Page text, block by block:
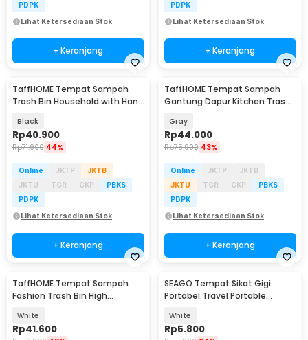
PDPK
Lihat Ketersediaan Stok
+ Keranjang
PDPK
Lihat Ketersediaan Stok
+ Keranjang
TaffHOME Tempat Sampah
Trash Bin Household with Hand
Black
Rp40.900
Rp71.900 44%
Online JKTP
JKTB
JKTU
TGR CKP
PBKS
PDPK
Lihat Ketersediaan Stok
+ Keranjang
TaffHOME Tempat Sampah
Gantung Dapur Kitchen Trash
Gray
Rp44.000
Rp75.900 43%
Online JKTP
JKTB
JKTU
TGR CKP
PBKS
PDPK
Lihat Ketersediaan Stok
+ Keranjang
TaffHOME Tempat Sampah
Fashion Trash Bin High
White
Rp41.600
SEAGO Tempat Sikat Gigi
Portabel Travel Portable
White
Rp5.800